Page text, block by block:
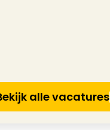
alle vacatures